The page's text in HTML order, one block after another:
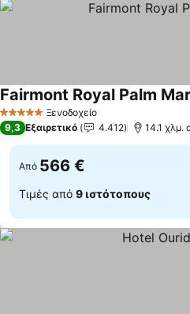
5 Αστέρια Ξενοδοχείο
Fairmont Royal Palm
9,3 Εξαιρετικό 4.412 14.1 χλμ.
Από 566 €
Τιμές από 9 ιστότοπους